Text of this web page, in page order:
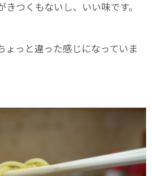
つくもないし、いい味です。
ょっと違った感じになっていま